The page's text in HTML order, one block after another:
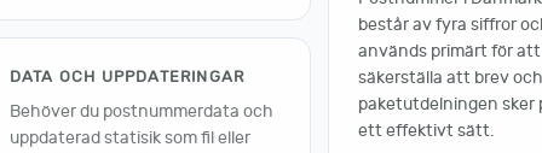
DATA OCH UPPDATERINGAR
Behöver du postnummerdata och
uppdaterad statisik som fil eller
består av fyra siffror
används primärt för att
säkerställa att brev
paketutdelningen sker
ett effektivt sätt.